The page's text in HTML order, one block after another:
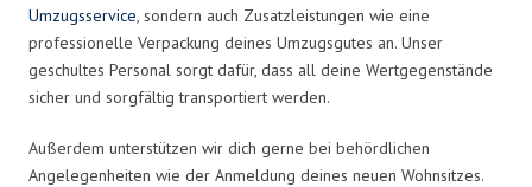
Umzugsservice, sondern auch Zusatzleistungen wie eine
professionelle Verpackung deines Umzugsgutes an. Unser
geschultes Personal sorgt dafür, dass all deine Wertgegenstände
sicher und sorgfältig transportiert werden.
Außerdem unterstützen wir dich gerne bei behördlichen
Angelegenheiten wie der Anmeldung deines neuen Wohnsitzes.